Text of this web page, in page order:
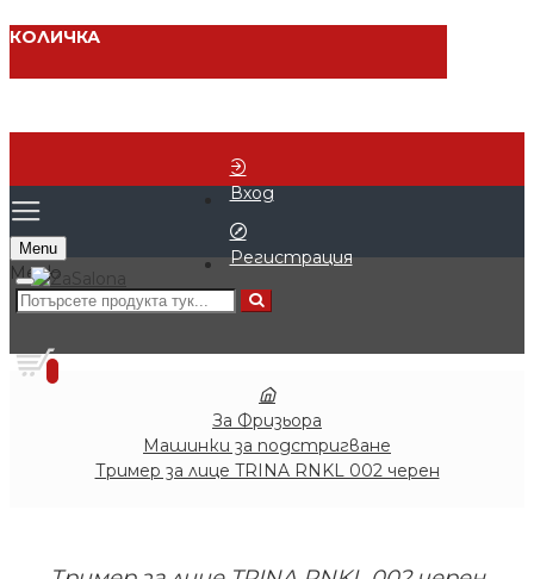
КОЛИЧКА
Вход
Регистрация
Menu
0
За Фризьора
Машинки за подстригване
Тример за лице TRINA RNKL 002 черен